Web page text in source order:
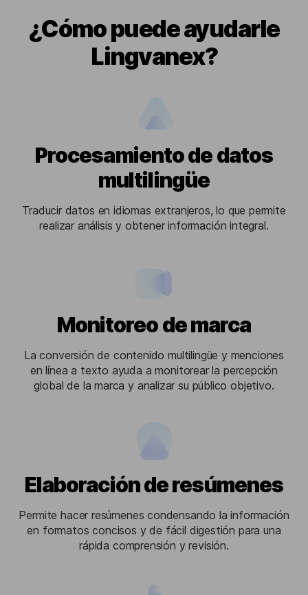
¿Cómo puede ayudarle
Lingvanex?
Procesamiento de datos
multilingüe
Traducir datos en idiomas extranjeros, lo que permite
realizar análisis y obtener información integral.
Monitoreo de marca
La conversión de contenido multilingüe y menciones
en línea a texto ayuda a monitorear la percepción
global de la marca y analizar su público objetivo.
Elaboración de resúmenes
Permite hacer resúmenes condensando la información
en formatos concisos y de fácil digestión para una
rápida comprensión y revisión.